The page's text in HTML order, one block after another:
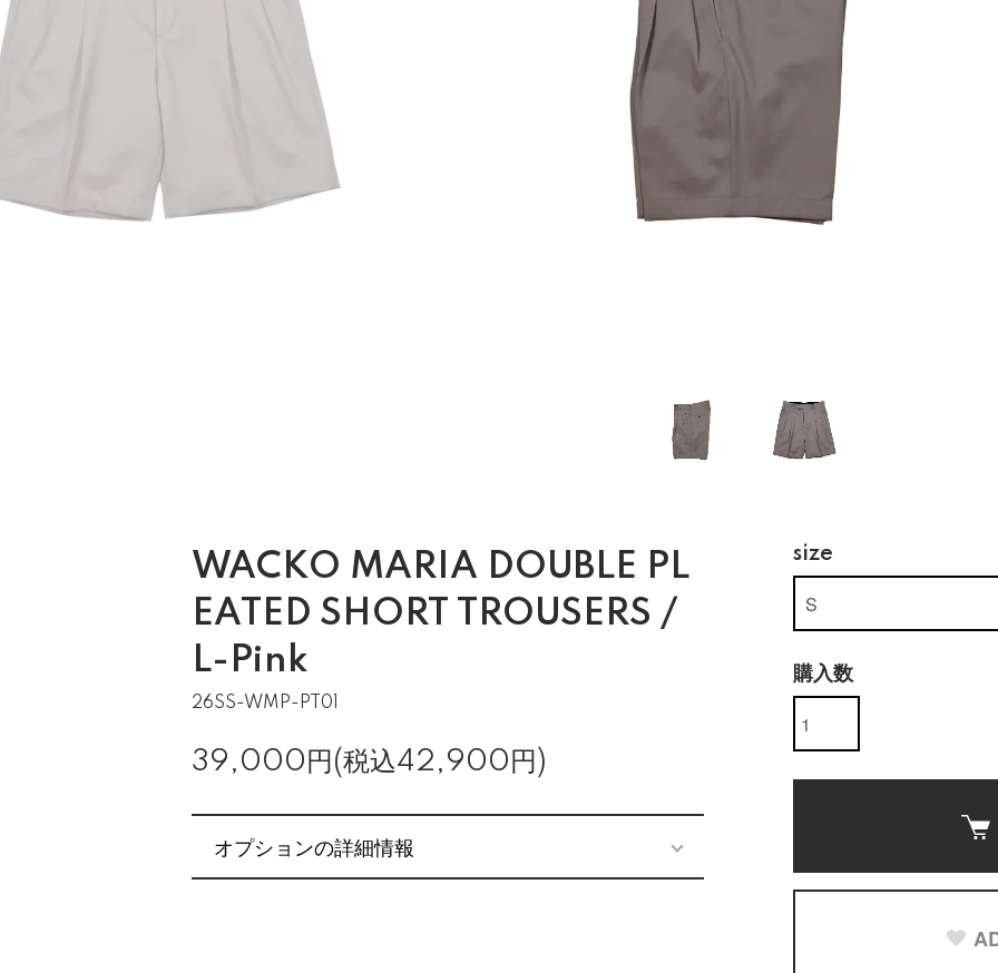
WACKO MARIA DOUBLE PL
EATED SHORT TROUSERS /
L-Pink
26SS-WMP-PT01
39,000円(税込42,900円)
オプションの詳細情報
size
購入数